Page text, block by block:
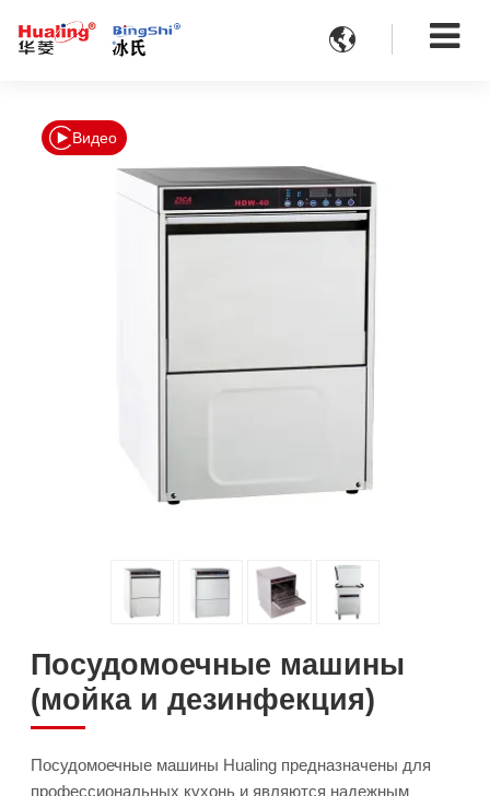

Видео
Посудомоечные машины
(мойка и дезинфекция)
Посудомоечные машины Hualing предназначены для
профессиональных кухонь и являются надежным